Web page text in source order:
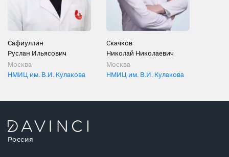
Сафиуллин
Руслан Ильясович
Москва
НМИЦ им. В.И. Кулакова
Скачков
Николай Николаевич
Москва
НМИЦ им. В.И. Кулакова
Россия